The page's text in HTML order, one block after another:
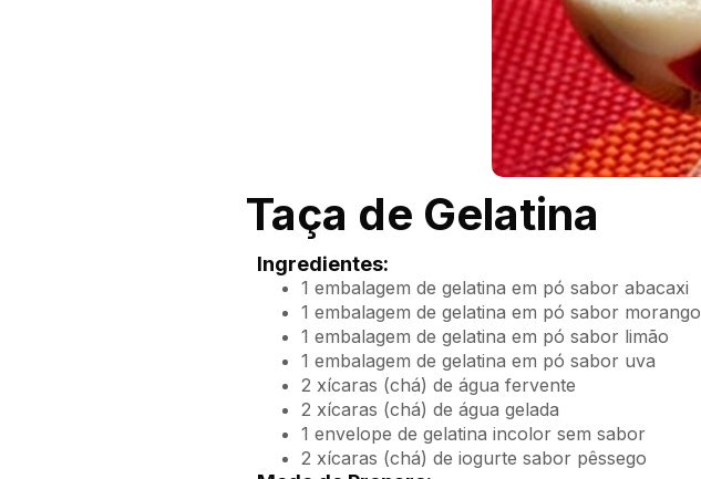
Taça de Gelatina
Ingredientes:
1 embalagem de gelatina em pó sabor abacaxi
1 embalagem de gelatina em pó sabor morango
1 embalagem de gelatina em pó sabor limão
1 embalagem de gelatina em pó sabor uva
2 xícaras (chá) de água fervente
2 xícaras (chá) de água gelada
1 envelope de gelatina incolor sem sabor
2 xícaras (chá) de iogurte sabor pêssego